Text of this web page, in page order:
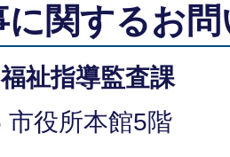
に関するお
祉指導監査課
市役所本館5階